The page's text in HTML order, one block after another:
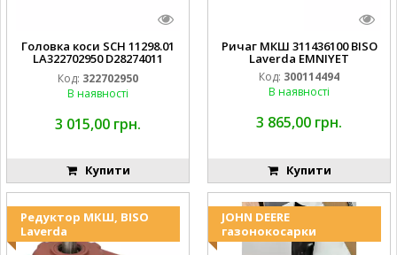
Головка коси SCH 11298.01
LA322702950 D28274011
Код: 322702950
В наявності
3 015,00 грн.
Купити
Ричаг МКШ 311436100 BISO
Laverda EMNIYET
Код: 300114494
В наявності
3 865,00 грн.
Купити
Редуктор МКШ, BISO
Laverda
JOHN DEERE
газонокосарки